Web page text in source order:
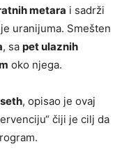
metara i sadrži
uranijuma. Smešten
, sa pet ulaznih
oko njega.
, opisao je ovaj
čiji je cilj da